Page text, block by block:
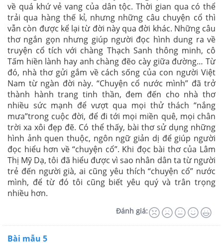
về quá khứ vẻ vang của dân tộc. Thời gian qua có thể
trải qua hàng thế kỉ, nhưng những câu chuyện cổ thì
vẫn còn được kể lại từ đời này qua đời khác. Những câu
thơ ngắn gọn nhưng giúp người đọc hình dung ra về
truyện cổ tích với chàng Thạch Sanh thông minh, cô
Tấm hiền lành hay anh chàng đẽo cày giữa đường… Từ
đó, nhà thơ gửi gắm về cách sống của con người Việt
Nam từ ngàn đời này. “Chuyện cổ nước mình” đã trở
thành hành trang tinh thần, đem đến cho nhà thơ
nhiều sức mạnh để vượt qua mọi thử thách “nắng
mưa”trong cuộc đời, để đi tới mọi miền quê, mọi chân
trời xa xôi đẹp đẽ. Có thể thấy, bài thơ sử dụng những
hình ảnh quen thuộc, ngôn ngữ giản dị để giúp người
đọc hiểu hơn về “chuyện cổ”. Khi đọc bài thơ của Lâm
Thị Mỹ Dạ, tôi đã hiểu được vì sao nhân dân ta từ người
trẻ đến người già, ai cũng yêu thích “chuyện cổ” nước
mình, để từ đó tôi cũng biết yêu quý và trân trọng
nhiều hơn.
Đánh giá:
Bài mẫu 5